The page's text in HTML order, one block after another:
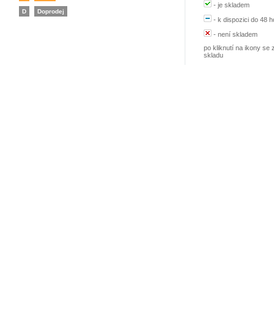
D Doprodej
-je skladem
-k dispozici do 48
-není skladem
po kliknutí na ikony se
skladu